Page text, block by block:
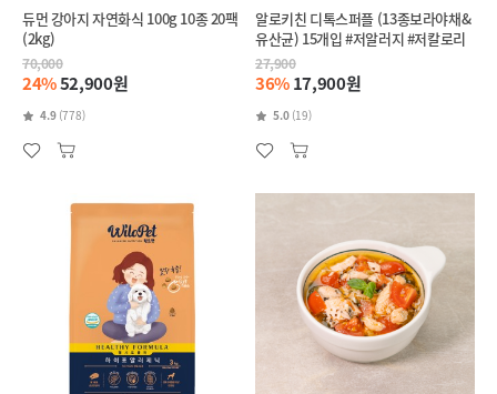
듀먼 강아지 자연화식 100g 10종 20팩
(2kg)
70,000
24%52,900원
4.9 (778)
알로키친 디톡스퍼플 (13종보라야채&
유산균) 15개입 #저알러지 #저칼로리
27,900
36%17,900원
5.0 (19)